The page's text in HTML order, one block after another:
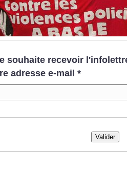
souhaite recevoir
adresse e-mail *
Valider